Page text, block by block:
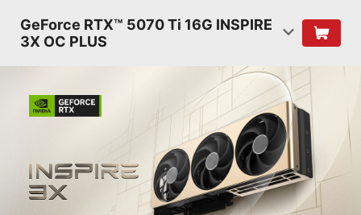
GeForce RTX™ 5070 Ti 16G INSPIRE
3X OC PLUS